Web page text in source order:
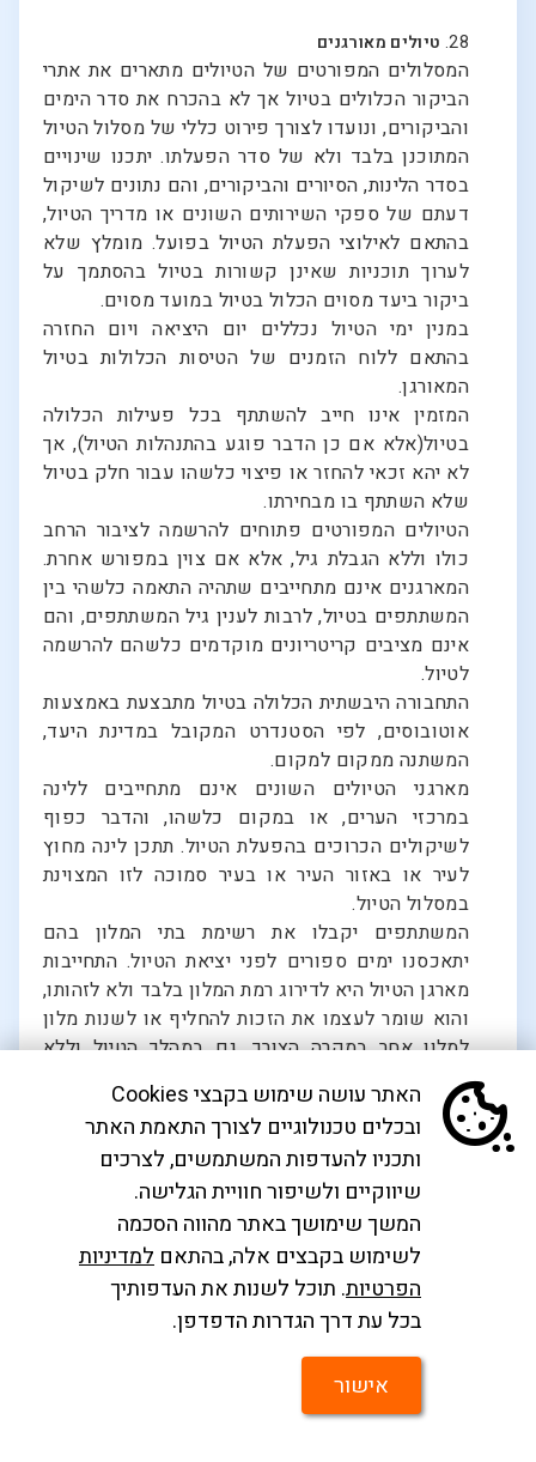
28. טיולים מאורגנים
המסלולים המפורטים של הטיולים מתארים את אתרי
הביקור הכלולים בטיול אך לא בהכרח את סדר הימים
והביקורים, ונועדו לצורך פירוט כללי של מסלול הטיול
המתוכנן בלבד ולא של סדר הפעלתו. יתכנו שינויים
בסדר הלינות, הסיורים והביקורים, והם נתונים לשיקול
דעתם של ספקי השירותים השונים או מדריך הטיול,
בהתאם לאילוצי הפעלת הטיול בפועל. מומלץ שלא
לערוך תוכניות שאינן קשורות בטיול בהסתמך על
ביקור ביעד מסוים הכלול בטיול במועד מסוים.
במנין ימי הטיול נכללים יום היציאה ויום החזרה
בהתאם ללוח הזמנים של הטיסות הכלולות בטיול
המאורגן.
המזמין אינו חייב להשתתף בכל פעילות הכלולה
בטיול(אלא אם כן הדבר פוגע בהתנהלות הטיול), אך
לא יהא זכאי להחזר או פיצוי כלשהו עבור חלק בטיול
שלא השתתף בו מבחירתו.
הטיולים המפורטים פתוחים להרשמה לציבור הרחב
כולו וללא הגבלת גיל, אלא אם צוין במפורש אחרת.
המארגנים אינם מתחייבים שתהיה התאמה כלשהי בין
המשתתפים בטיול, לרבות לענין גיל המשתתפים, והם
אינם מציבים קריטריונים מוקדמים כלשהם להרשמה
לטיול.
התחבורה היבשתית הכלולה בטיול מתבצעת באמצעות
אוטובוסים, לפי הסטנדרט המקובל במדינת היעד,
המשתנה ממקום למקום.
מארגני הטיולים השונים אינם מתחייבים ללינה
במרכזי הערים, או במקום כלשהו, והדבר כפוף
לשיקולים הכרוכים בהפעלת הטיול. תתכן לינה מחוץ
לעיר או באזור העיר או בעיר סמוכה לזו המצוינת
במסלול הטיול.
המשתתפים יקבלו את רשימת בתי המלון בהם
יתאכסנו ימים ספורים לפני יציאת הטיול. התחייבות
מארגן הטיול היא לדירוג רמת המלון בלבד ולא לזהותו,
והוא שומר לעצמו את הזכות להחליף או לשנות מלון
למלון אחר במקרה הצורך, גם במהלך הטיול וללא
הודעה מוקדמת בהתאם לשיקולים הקשורים
בהפעלת הטיול. לפיכך, מומלץ שלא להסתמך על
רשימת המלון לשום צורך שהוא, למעט דירוג רמת
המלון המיועד. מומלץ למזמין שלא להסתמך על
השהות המתוכננת במלון כלשהו לשם פעילות שאינה
קשורה בטיול, שכן אלו עלולות להשתנות בכל עת.
חלוקת החדרים במלון מתבצעת ע"י הנהלתו ואין הדבר
בשליטת איילה נסיעות ותיירות או מארגן הטיול. קבלת
במקרים בהם הטיסות הכלולות בטיול מחייבות עזיבה
מוקדמת יותר.
במקרה של בקשה מיוחדת של המזמין תדאג איילה
האתר עושה שימוש בקבצי Cookies
ובכלים טכנולוגיים לצורך התאמת האתר
ותכניו להעדפות המשתמשים, לצרכים
שיווקיים ולשיפור חוויית הגלישה.
המשך שימושך באתר מהווה הסכמה
לשימוש בקבצים אלה, בהתאם למדיניות
הפרטיות. תוכל לשנות את העדפותיך
בכל עת דרך הגדרות הדפדפן.
אישור